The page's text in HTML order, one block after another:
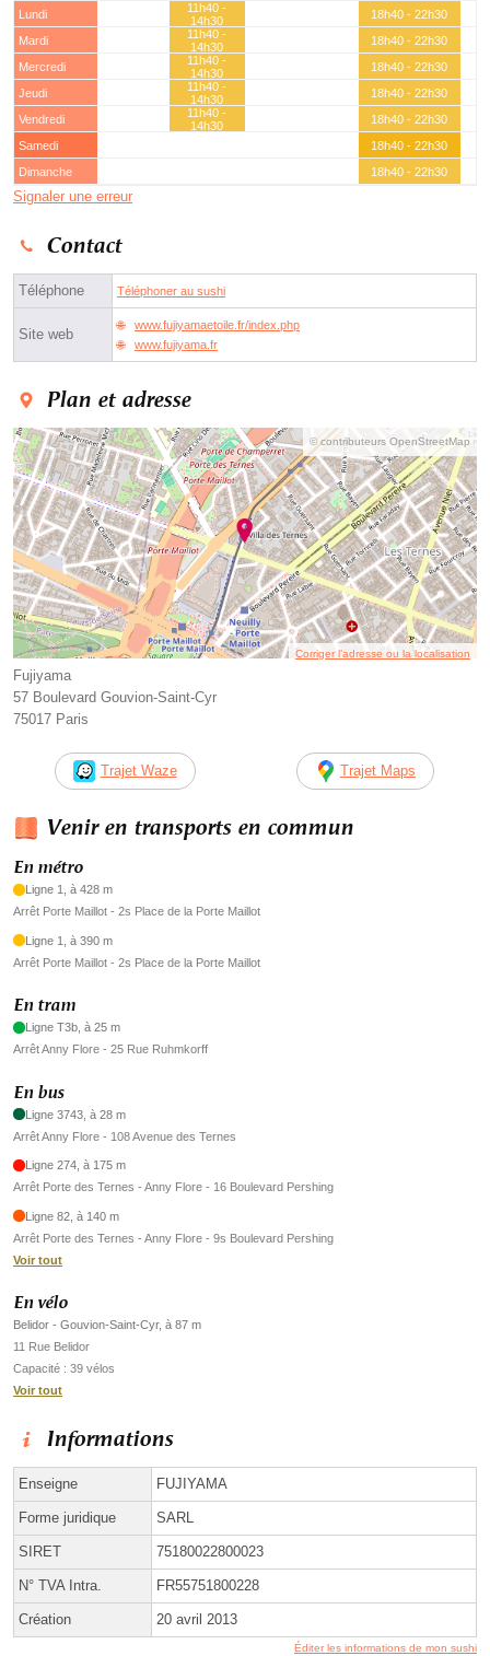
Lundi
11h40 -
14h30
18h40 - 22h30
Mardi
11h40 -
14h30
18h40 - 22h30
Mercredi
11h40 -
14h30
18h40 - 22h30
Jeudi
11h40 -
14h30
18h40 - 22h30
Vendredi
11h40 -
14h30
18h40 - 22h30
Samedi
18h40 - 22h30
Dimanche
18h40 - 22h30
Signaler une erreur
Contact
Téléphone Téléphoner au sushi
Site web
www.fujiyamaetoile.fr/index.php
www.fujiyama.fr
Plan et adresse
© contributeurs OpenStreetMap
Corriger l’adresse ou la localisation
Fujiyama
57 Boulevard Gouvion-Saint-Cyr
75017 Paris
Trajet Waze Trajet Maps
Venir en transports en commun
En métro
Ligne 1, à 428 m
Arrêt Porte Maillot - 2s Place de la Porte Maillot
Ligne 1, à 390 m
Arrêt Porte Maillot - 2s Place de la Porte Maillot
En tram
Ligne T3b, à 25 m
Arrêt Anny Flore - 25 Rue Ruhmkorff
En bus
Ligne 3743, à 28 m
Arrêt Anny Flore - 108 Avenue des Ternes
Ligne 274, à 175 m
Arrêt Porte des Ternes - Anny Flore - 16 Boulevard Pershing
Ligne 82, à 140 m
Arrêt Porte des Ternes - Anny Flore - 9s Boulevard Pershing
Voir tout
En vélo
Belidor - Gouvion-Saint-Cyr, à 87 m
11 Rue Belidor
Capacité : 39 vélos
Voir tout
Informations
Enseigne FUJIYAMA
Forme juridique SARL
SIRET 75180022800023
N° TVA Intra. FR55751800228
Création 20 avril 2013
Éditer les informations de mon sushi